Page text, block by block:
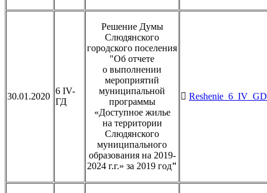
30.01.2020
6 IV-
ГД
Решение Думы
Слюдянского
городского поселения
"Об отчете
о выполнении
мероприятий
муниципальной
программы
«Доступное жилье
на территории
Слюдянского
муниципального
образования на 2019-
2024 г.г.» за 2019 год"